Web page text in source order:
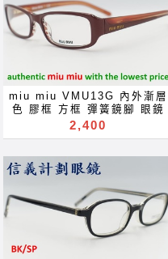
miu miu VMU13G 內外漸層
色 膠框 方框 彈簧鏡腳 眼鏡
可配 近視 老花 多焦點 鏡片
變色鏡片 全视线 变色镜片
optical frames spectacles
glasses Rx prescription
for near far sighted
reading glass sunglasses
blue ray of light block
lenses blue light block
filter eyeglasses
2,400